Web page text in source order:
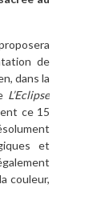
de
dans la
L’Eclipse
ce 15
et
couleur,